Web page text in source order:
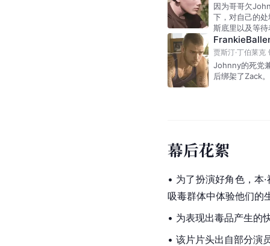
因为哥哥欠
下，对自己的
斯底里以及等
贾斯汀·丁伯莱克
Johnny的死党
后绑架了Zack
幕后花絮
• 为了扮演好角色，
吸毒群体中体验他们的
• 为表现出毒品产生的
• 该片片头出自部分演